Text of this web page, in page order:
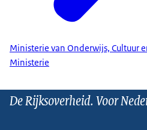
Ministerie van Onderwijs, Cultuur
Ministerie
De Rijksoverheid. Voor